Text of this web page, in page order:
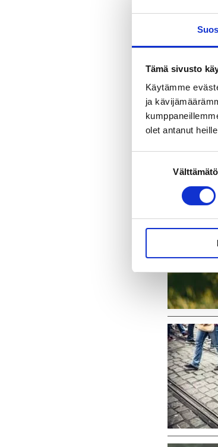
Tämä sivusto
Käytämme
ja
olet antanut